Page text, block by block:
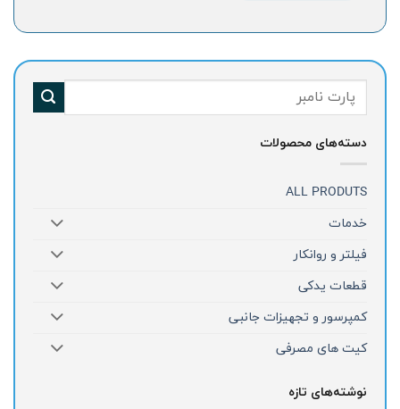
برای:
دسته‌های محصولات
ALL PRODUTS
خدمات
فیلتر و روانکار
قطعات یدکی
کمپرسور و تجهیزات جانبی
کیت های مصرفی
نوشته‌های تازه